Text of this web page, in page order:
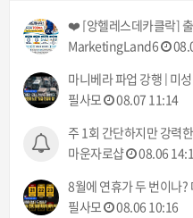
MarketingLand6
필사모
08.07 11:14
주 1회 간단하지만 강력
마운자로샵
08.06
필사모
08.06 10:16